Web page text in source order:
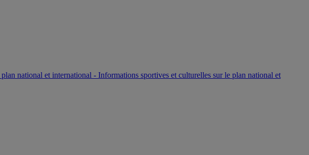
national et international - Informations sportives et culturelles sur le plan national et